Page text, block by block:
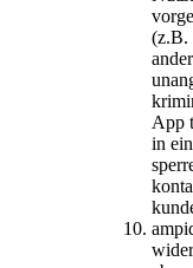
(z.B.
App
in